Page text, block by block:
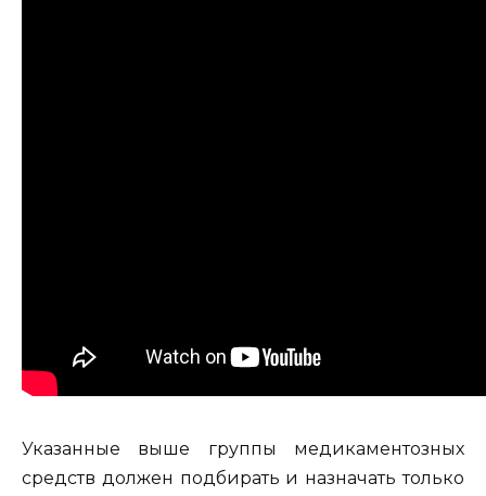
Указанные выше группы медикаментозных
средств должен подбирать и назначать только